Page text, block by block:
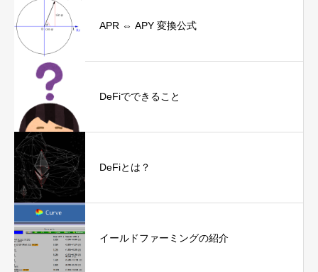
APR ⇔ APY 変換公式
DeFiでできること
DeFiとは？
イールドファーミングの紹介